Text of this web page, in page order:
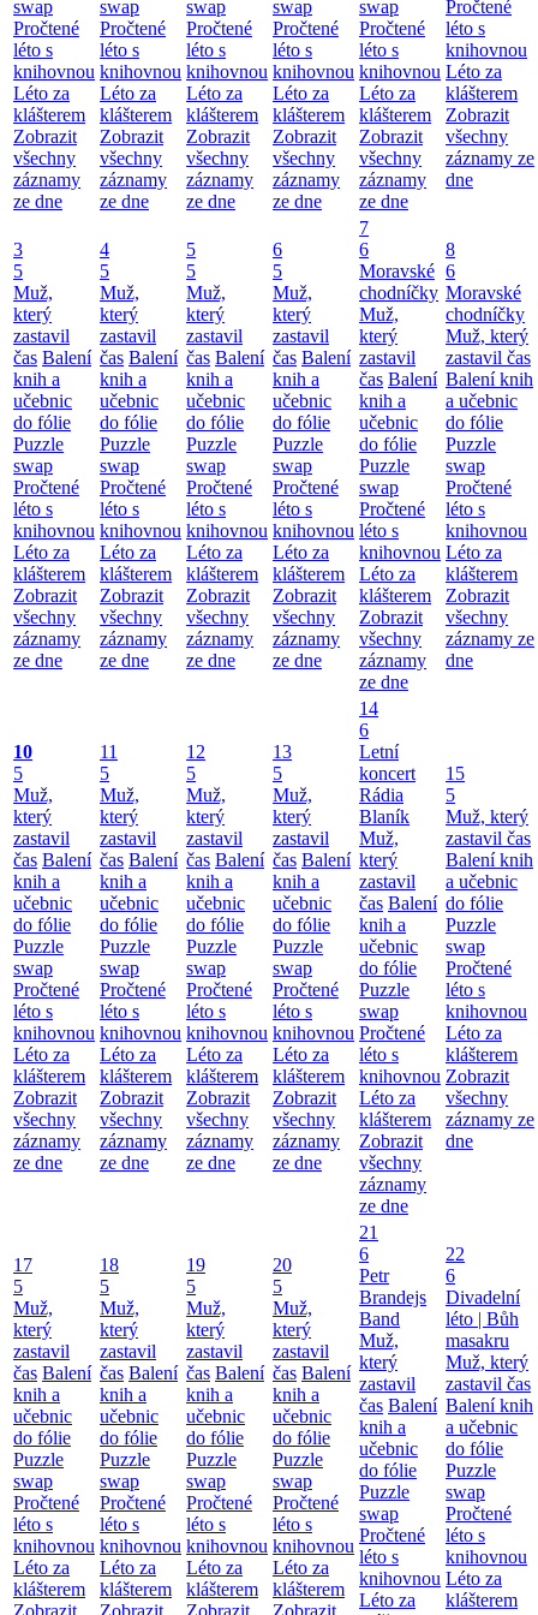
swap
Pročtené
léto s
knihovnou
Léto za
klášterem
Zobrazit
všechny
záznamy
ze dne
swap
Pročtené
léto s
knihovnou
Léto za
klášterem
Zobrazit
všechny
záznamy
ze dne
swap
Pročtené
léto s
knihovnou
Léto za
klášterem
Zobrazit
všechny
záznamy
ze dne
swap
Pročtené
léto s
knihovnou
Léto za
klášterem
Zobrazit
všechny
záznamy
ze dne
swap
Pročtené
léto s
knihovnou
Léto za
klášterem
Zobrazit
všechny
záznamy
ze dne
Pročtené
léto s
knihovnou
Léto za
klášterem
Zobrazit
všechny
záznamy ze
dne
3
5
Muž,
který
zastavil
čas Balení
knih a
učebnic
do fólie
Puzzle
swap
Pročtené
léto s
knihovnou
Léto za
klášterem
Zobrazit
všechny
záznamy
ze dne
4
5
Muž,
který
zastavil
čas Balení
knih a
učebnic
do fólie
Puzzle
swap
Pročtené
léto s
knihovnou
Léto za
klášterem
Zobrazit
všechny
záznamy
ze dne
5
5
Muž,
který
zastavil
čas Balení
knih a
učebnic
do fólie
Puzzle
swap
Pročtené
léto s
knihovnou
Léto za
klášterem
Zobrazit
všechny
záznamy
ze dne
6
5
Muž,
který
zastavil
čas Balení
knih a
učebnic
do fólie
Puzzle
swap
Pročtené
léto s
knihovnou
Léto za
klášterem
Zobrazit
všechny
záznamy
ze dne
7
6
Moravské
chodníčky
Muž,
který
zastavil
čas Balení
knih a
učebnic
do fólie
Puzzle
swap
Pročtené
léto s
knihovnou
Léto za
klášterem
Zobrazit
všechny
záznamy
ze dne
8
6
Moravské
chodníčky
Muž, který
zastavil čas
Balení knih
a učebnic
do fólie
Puzzle
swap
Pročtené
léto s
knihovnou
Léto za
klášterem
Zobrazit
všechny
záznamy ze
dne
10
5
Muž,
který
zastavil
čas Balení
knih a
učebnic
do fólie
Puzzle
swap
Pročtené
léto s
knihovnou
Léto za
klášterem
Zobrazit
všechny
záznamy
ze dne
11
5
Muž,
který
zastavil
čas Balení
knih a
učebnic
do fólie
Puzzle
swap
Pročtené
léto s
knihovnou
Léto za
klášterem
Zobrazit
všechny
záznamy
ze dne
12
5
Muž,
který
zastavil
čas Balení
knih a
učebnic
do fólie
Puzzle
swap
Pročtené
léto s
knihovnou
Léto za
klášterem
Zobrazit
všechny
záznamy
ze dne
13
5
Muž,
který
zastavil
čas Balení
knih a
učebnic
do fólie
Puzzle
swap
Pročtené
léto s
knihovnou
Léto za
klášterem
Zobrazit
všechny
záznamy
ze dne
14
6
Letní
koncert
Rádia
Blaník
Muž,
který
zastavil
čas Balení
knih a
učebnic
do fólie
Puzzle
swap
Pročtené
léto s
knihovnou
Léto za
klášterem
Zobrazit
všechny
záznamy
ze dne
15
5
Muž, který
zastavil čas
Balení knih
a učebnic
do fólie
Puzzle
swap
Pročtené
léto s
knihovnou
Léto za
klášterem
Zobrazit
všechny
záznamy ze
dne
17
5
Muž,
který
zastavil
čas Balení
knih a
učebnic
do fólie
Puzzle
swap
Pročtené
léto s
knihovnou
Léto za
klášterem
18
5
Muž,
který
zastavil
čas Balení
knih a
učebnic
do fólie
Puzzle
swap
Pročtené
léto s
knihovnou
Léto za
klášterem
19
5
Muž,
který
zastavil
čas Balení
knih a
učebnic
do fólie
Puzzle
swap
Pročtené
léto s
knihovnou
Léto za
klášterem
20
5
Muž,
který
zastavil
čas Balení
knih a
učebnic
do fólie
Puzzle
swap
Pročtené
léto s
knihovnou
Léto za
klášterem
21
6
Petr
Brandejs
Band
Muž,
který
zastavil
čas Balení
knih a
učebnic
do fólie
Puzzle
swap
Pročtené
léto s
knihovnou
Léto za
22
6
Divadelní
léto | Bůh
masakru
Muž, který
zastavil čas
Balení knih
a učebnic
do fólie
Puzzle
swap
Pročtené
léto s
knihovnou
Léto za
klášterem